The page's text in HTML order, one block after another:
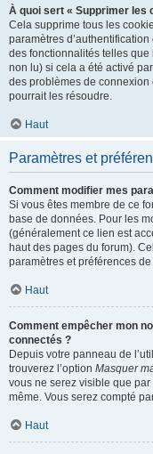
À quoi sert « Supprimer les
Cela supprime tous les
paramètres
des fonctionnalités telles
non lu) si cela a été activé
des problèmes de
pourrait les résoudre.
Haut
Paramètres et
Comment modifier mes
Si vous êtes membre de ce
base de données. Pour les
(généralement ce lien est
haut des pages du forum).
paramètres et préférences
Haut
Comment empêcher mon
connectés ?
Depuis votre panneau de
trouverez l’option Masquer
vous ne serez visible que
même. Vous serez compté
Haut